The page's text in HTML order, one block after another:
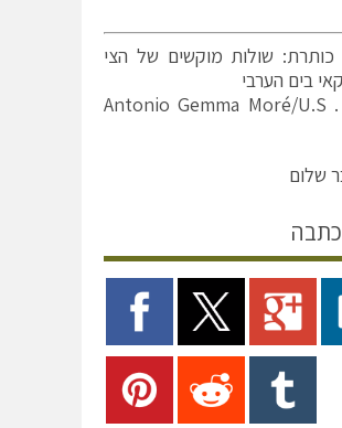
כותרת: שולות מוקשים של הצי
בים הערבי
צילום: . Antonio Gemma Moré/U.S
שלום